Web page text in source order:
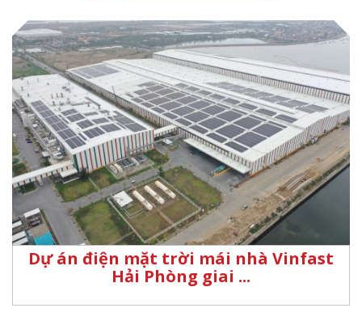
Dự án điện mặt trời mái nhà Vinfast
Hải Phòng giai ...